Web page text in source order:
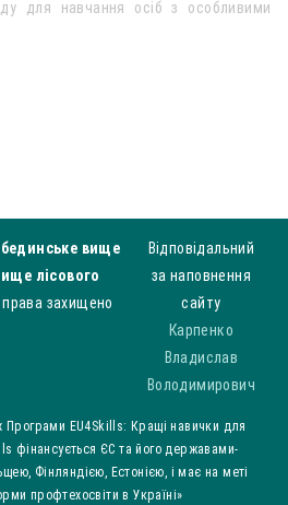
для навчання осіб з особливими
вище
лісового
права захищено
Відповідальний
за наповнення
сайту
Карпенко
Владислав
Володимирович
EU4Skills: Кращі навички для
фінансується ЄС та його державами-
Фінляндією, Естонією, і має на меті
профтехосвіти в Україні»